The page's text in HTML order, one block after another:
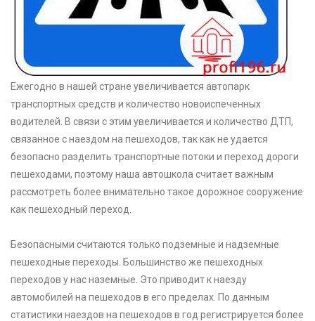
Ежегодно в нашей стране увеличивается автопарк
транспортных средств и количество новоиспеченных
водителей. В связи с этим увеличивается и количество ДТП,
связанное с наездом на пешеходов, так как не удается
безопасно разделить транспортные потоки и переход дороги
пешеходами, поэтому наша автошкола считает важным
рассмотреть более внимательно такое дорожное сооружение
как пешеходный переход.
Безопасными считаются только подземные и надземные
пешеходные переходы. Большинство же пешеходных
переходов у нас наземные. Это приводит к наезду
автомобилей на пешеходов в его пределах. По данным
статистики наездов на пешеходов в год регистрируется более